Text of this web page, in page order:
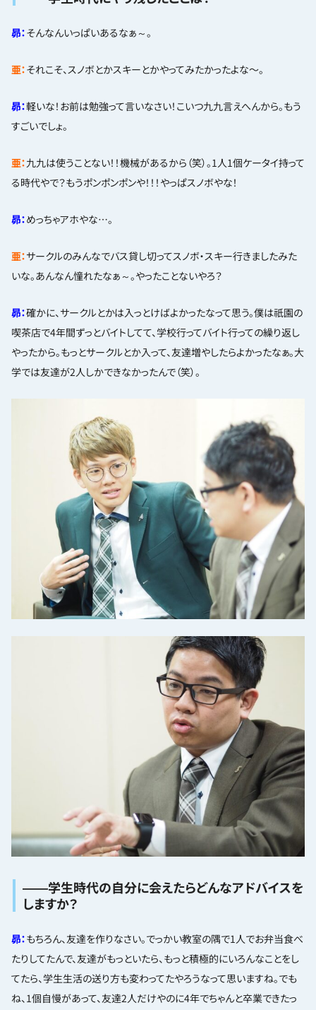
昴：そんなんいっぱいあるなぁ～。
亜：それこそ、スノボとかスキーとかやってみたかったよな〜。
昴：軽いな！お前は勉強って言いなさい！こいつ九九言えへんから。もう
すごいでしょ。
亜：九九は使うことない！！機械があるから（笑）。1人1個ケータイ持って
る時代やで？もうポンポンポンや！！！やっぱスノボやな！
昴：めっちゃアホやな…。
亜：サークルのみんなでバス貸し切ってスノボ・スキー行きましたみた
いな。あんなん憧れたなぁ～。やったことないやろ？
昴：確かに、サークルとかは入っとけばよかったなって思う。僕は祇園の
喫茶店で4年間ずっとバイトしてて、学校行ってバイト行っての繰り返し
やったから。もっとサークルとか入って、友達増やしたらよかったなぁ。大
学では友達が2人しかできなかったんで（笑）。
――学生時代の自分に会えたらどんなアドバイスを
しますか？
昴：もちろん、友達を作りなさい。でっかい教室の隅で1人でお弁当食べ
たりしてたんで、友達がもっといたら、もっと積極的にいろんなことをし
てたら、学生生活の送り方も変わってたやろうなって思いますね。でも
ね、1個自慢があって、友達2人だけやのに4年でちゃんと卒業できたっ